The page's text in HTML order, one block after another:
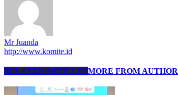
Mr Juanda
http://www.komite.id
RELATED ARTICLESMORE FROM AUTHOR